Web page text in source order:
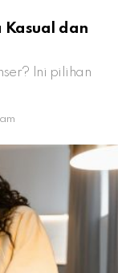
Kasual dan
Ini pilihan